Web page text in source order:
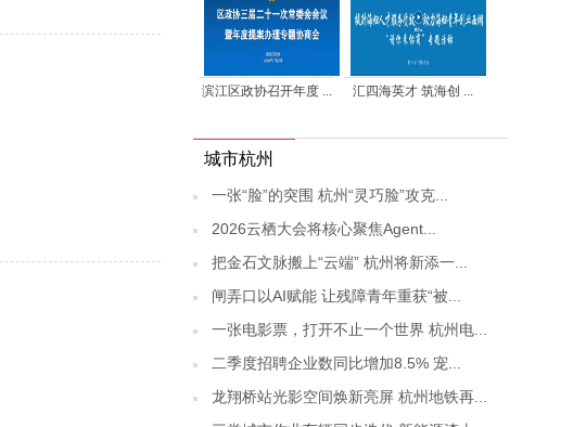
滨江区政协召开年度 ... 汇四海英才 筑海创 ...
城市杭州
一张“脸”的突围 杭州“灵巧脸”攻克...
2026云栖大会将核心聚焦Agent...
把金石文脉搬上“云端” 杭州将新添一...
闸弄口以AI赋能 让残障青年重获“被...
一张电影票，打开不止一个世界 杭州电...
二季度招聘企业数同比增加8.5% 宠...
龙翔桥站光影空间焕新亮屏 杭州地铁再...